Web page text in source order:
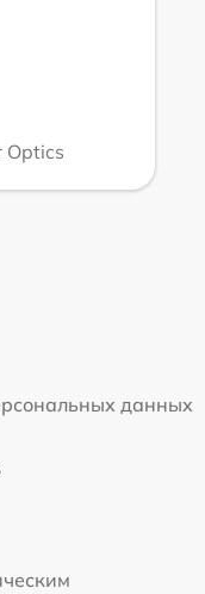
Optics
данных